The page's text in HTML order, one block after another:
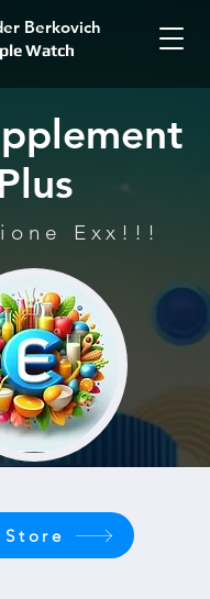
Berkovich
Watch
Plus
Exx!!!